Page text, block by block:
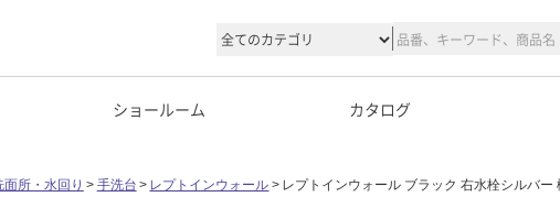
ショールーム カタログ
面所・水回り 手洗台 レプトインウォール レプトインウォール ブラック 右水栓シルバー